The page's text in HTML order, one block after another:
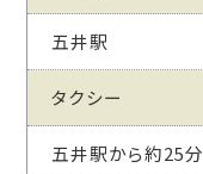
五井駅
タクシー
五井駅から約25分